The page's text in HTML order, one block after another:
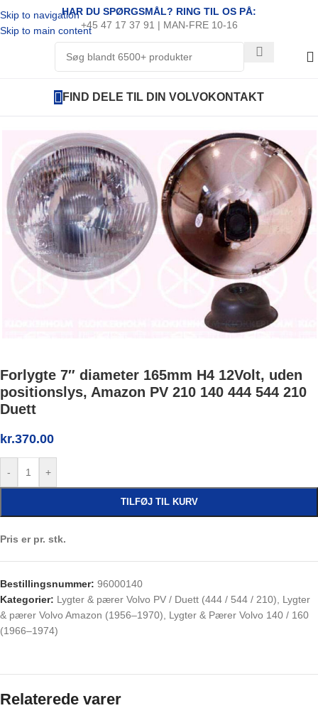
Skip to navigation
Skip to main content
HAR DU SPØRGSMÅL? RING TIL OS PÅ:
+45 47 17 37 91 | MAN-FRE 10-16
FIND DELE TIL DIN VOLVOKONTAKT
Forlygte 7″ diameter 165mm H4 12Volt, uden
positionslys, Amazon PV 210 140 444 544 210
Duett
kr.370.00
- +
TILFØJ TIL KURV
Pris er pr. stk.
Bestillingsnummer: 96000140
Kategorier: Lygter & pærer Volvo PV / Duett (444 / 544 / 210), Lygter
& pærer Volvo Amazon (1956–1970), Lygter & Pærer Volvo 140 / 160
(1966–1974)
Relaterede varer